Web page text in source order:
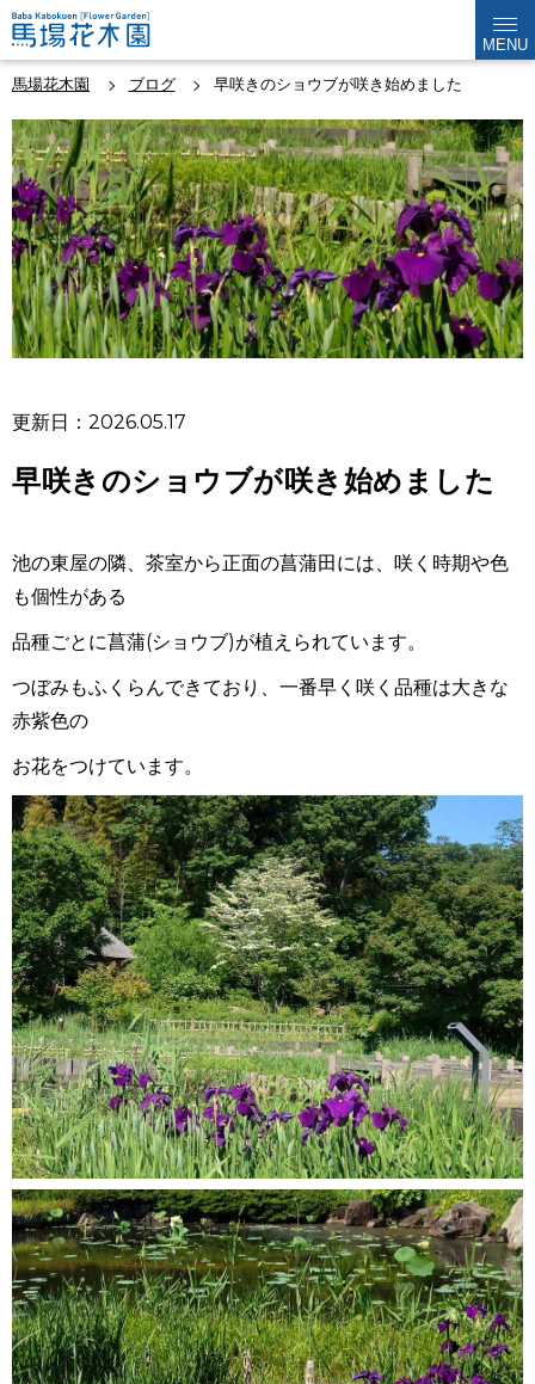
MENU
馬場花木園 ブログ 早咲きのショウブが咲き始めました
更新日：2026.05.17
早咲きのショウブが咲き始めました
池の東屋の隣、茶室から正面の菖蒲田には、咲く時期や色
も個性がある
品種ごとに菖蒲(ショウブ)が植えられています。
つぼみもふくらんできており、一番早く咲く品種は大きな
赤紫色の
お花をつけています。